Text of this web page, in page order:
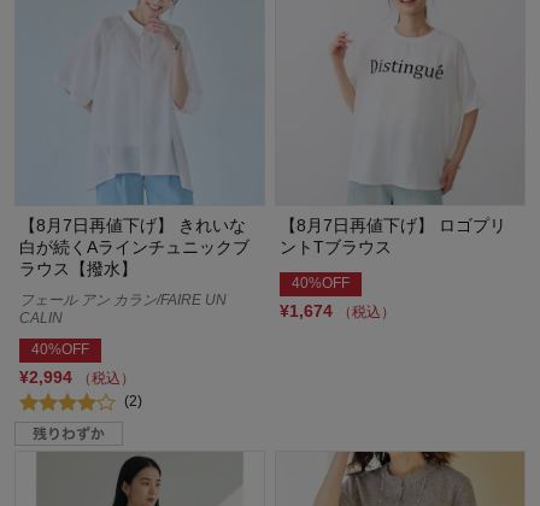
【8月7日再値下げ】 きれいな
白が続くAラインチュニックブ
ラウス【撥水】
フェール アン カラン/FAIRE UN
CALIN
40%OFF
¥2,994
（税込）
(2)
【8月7日再値下げ】 ロゴプリ
ントTブラウス
40%OFF
¥1,674 （税込）